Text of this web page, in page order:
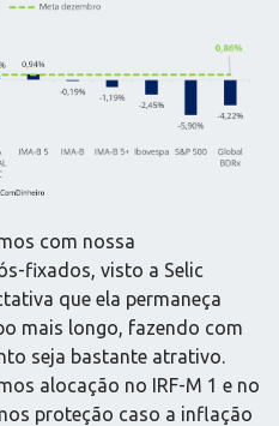
com nossa
fixados, visto a Selic
que ela permaneça
mais longo, fazendo com
seja bastante atrativo.
alocação no IRF-M 1 e no
proteção caso a inflação